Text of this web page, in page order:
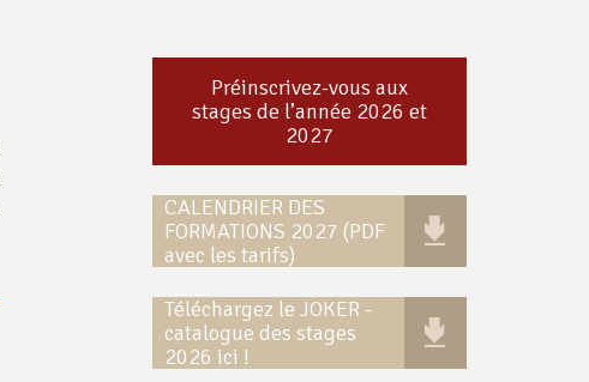
Préinscrivez-vous aux
stages de l’année 2026 et
2027
CALENDRIER DES
FORMATIONS 2027 (PDF
avec les tarifs)
Téléchargez le JOKER -
catalogue des stages
2026 ici !